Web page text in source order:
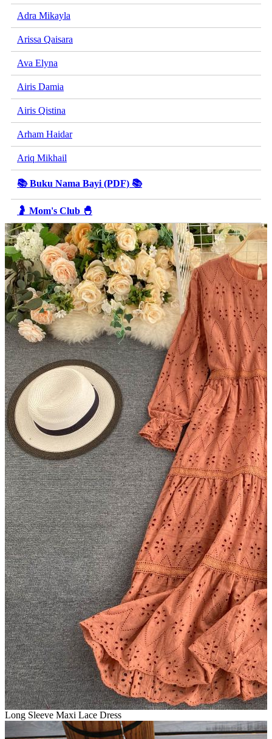
Adra Mikayla
Arissa Qaisara
Ava Elyna
Airis Damia
Airis Qistina
Arham Haidar
Ariq Mikhail
📚 Buku Nama Bayi (PDF) 📚
🤰 Mom's Club 🐣
Long Sleeve Maxi Lace Dress